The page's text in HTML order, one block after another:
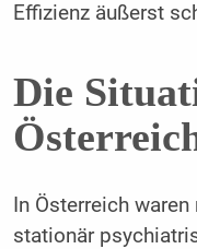
Effizienz äußerst
Die
In Österreich
stationär